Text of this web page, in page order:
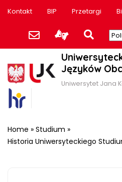
Kontakt BIP Przetargi
Języków
Uniwersytet Jana
Home » Studium »
Historia Uniwersyteckiego